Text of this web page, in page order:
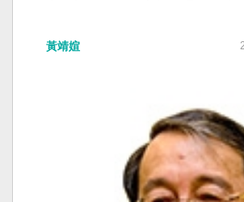
「民族團結進步促進法」對各國人
統賴清德昨日於凱達格蘭論壇致詞
「民促法」不僅侵害台灣主權，更
壓，對世界各國人民進行政治審查
應，是國際社會應該團結反制的惡
接受統戰滲透和紅色恐怖、不會坐
黑手伸進台灣，或任何自由國家與
黃靖媗